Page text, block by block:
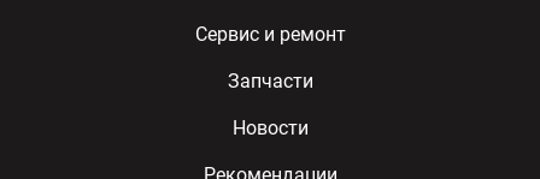
Сервис и ремонт
Запчасти
Новости
Рекомендации